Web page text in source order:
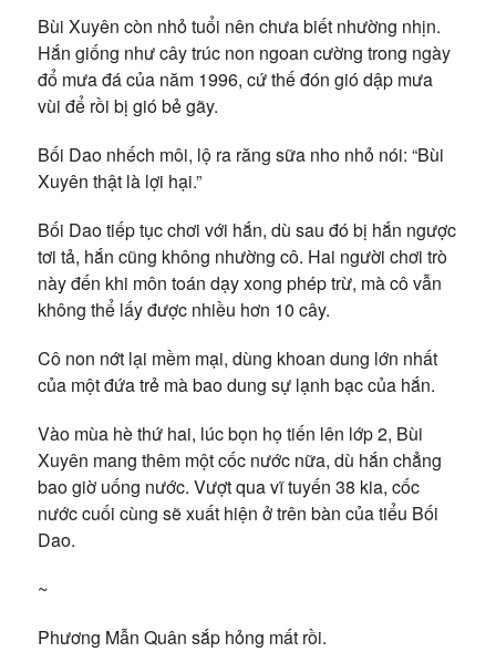
Bùi Xuyên còn nhỏ tuổi nên chưa biết nhường nhịn.
Hắn giống như cây trúc non ngoan cường trong ngày
đổ mưa đá của năm 1996, cứ thế đón gió dập mưa
vùi để rồi bị gió bẻ gãy.
Bối Dao nhếch môi, lộ ra răng sữa nho nhỏ nói: “Bùi
Xuyên thật là lợi hại.”
Bối Dao tiếp tục chơi với hắn, dù sau đó bị hắn ngược
tơi tả, hắn cũng không nhường cô. Hai người chơi trò
này đến khi môn toán dạy xong phép trừ, mà cô vẫn
không thể lấy được nhiều hơn 10 cây.
Cô non nớt lại mềm mại, dùng khoan dung lớn nhất
của một đứa trẻ mà bao dung sự lạnh bạc của hắn.
Vào mùa hè thứ hai, lúc bọn họ tiến lên lớp 2, Bùi
Xuyên mang thêm một cốc nước nữa, dù hắn chẳng
bao giờ uống nước. Vượt qua vĩ tuyến 38 kia, cốc
nước cuối cùng sẽ xuất hiện ở trên bàn của tiểu Bối
Dao.
~
Phương Mẫn Quân sắp hỏng mất rồi.